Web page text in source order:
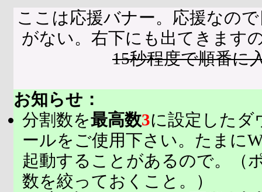
ここは応援バナー。応援なの
がない。右下にも出てきます
15秒程度で順番に
お知らせ：
分割数を最高数3に設定したダ
ールをご使用下さい。たまに
起動することがあるので。（
数を絞っておくこと。）